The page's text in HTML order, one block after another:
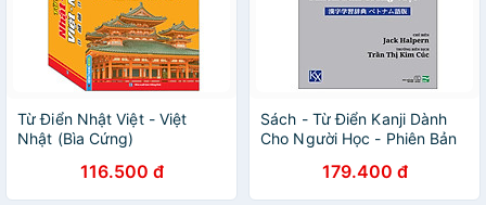
Từ Điển Nhật Việt - Việt
Nhật (Bìa Cứng)
116.500 đ
Sách - Từ Điển Kanji Dành
Cho Người Học - Phiên Bản
トナム語版179.400 đ